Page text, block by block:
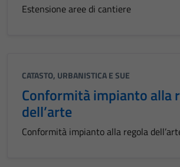
Estensione aree di cantiere
CATASTO, URBANISTICA E SUE
Conformità impianto alla
dell’arte
Conformità impianto alla regola